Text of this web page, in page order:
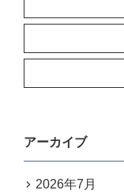
アーカイブ
2026年7月